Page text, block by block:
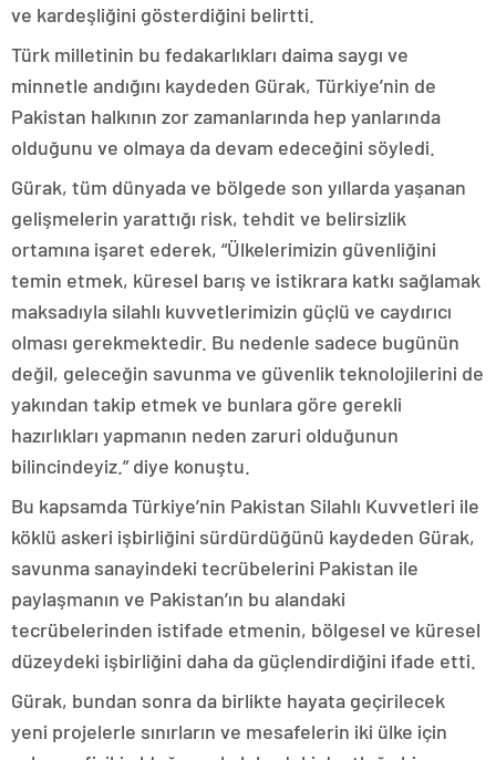
ve kardeşliğini gösterdiğini belirtti.
Türk milletinin bu fedakarlıkları daima saygı ve
minnetle andığını kaydeden Gürak, Türkiye’nin de
Pakistan halkının zor zamanlarında hep yanlarında
olduğunu ve olmaya da devam edeceğini söyledi.
Gürak, tüm dünyada ve bölgede son yıllarda yaşanan
gelişmelerin yarattığı risk, tehdit ve belirsizlik
ortamına işaret ederek, “Ülkelerimizin güvenliğini
temin etmek, küresel barış ve istikrara katkı sağlamak
maksadıyla silahlı kuvvetlerimizin güçlü ve caydırıcı
olması gerekmektedir. Bu nedenle sadece bugünün
değil, geleceğin savunma ve güvenlik teknolojilerini de
yakından takip etmek ve bunlara göre gerekli
hazırlıkları yapmanın neden zaruri olduğunun
bilincindeyiz.” diye konuştu.
Bu kapsamda Türkiye’nin Pakistan Silahlı Kuvvetleri ile
köklü askeri işbirliğini sürdürdüğünü kaydeden Gürak,
savunma sanayindeki tecrübelerini Pakistan ile
paylaşmanın ve Pakistan’ın bu alandaki
tecrübelerinden istifade etmenin, bölgesel ve küresel
düzeydeki işbirliğini daha da güçlendirdiğini ifade etti.
Gürak, bundan sonra da birlikte hayata geçirilecek
yeni projelerle sınırların ve mesafelerin iki ülke için